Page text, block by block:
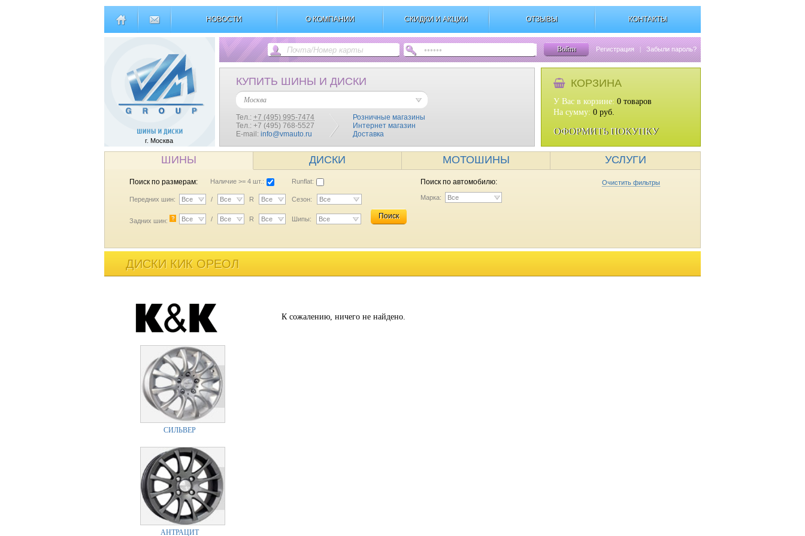
НОВОСТИ О КОМПАНИИ СКИДКИ И АКЦИИ ОТЗЫВЫ КОНТАКТЫ
г. Москва
Войти Регистрация | Забыли пароль?
КУПИТЬ ШИНЫ И ДИСКИ
Москва
Тел.: +7 (495) 995-7474
Тел.: +7 (495) 768-5527
E-mail: info@vmauto.ru
Розничные магазины
Интернет магазин
Доставка
КОРЗИНА
У Вас в корзине: 0 товаров
На сумму: 0 руб.
ОФОРМИТЬ ПОКУПКУ
ШИНЫ ДИСКИ МОТОШИНЫ УСЛУГИ
Поиск по размерам: Наличие >= 4 шт.: Runflat:
Передних шин: Все / Все R Все Сезон: Все
Задних шин: ? Все / Все R Все Шипы: Все Поиск
Поиск по автомобилю: Очистить фильтры
Марка: Все
ДИСКИ КИК ОРЕОЛ
СИЛЬВЕР
АНТРАЦИТ
К сожалению, ничего не найдено.